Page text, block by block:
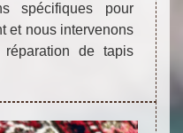
spécifiques pour
et nous intervenons
de tapis